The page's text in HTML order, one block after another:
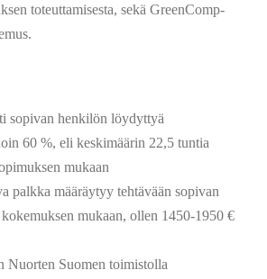
toteuttamisesta, sekä GreenComp-
sopivan henkilön löydyttyä
60 %, eli keskimäärin 22,5 tuntia
mukaan
palkka määräytyy tehtävään sopivan
kokemuksen mukaan, ollen 1450-1950 €
Nuorten Suomen toimistolla